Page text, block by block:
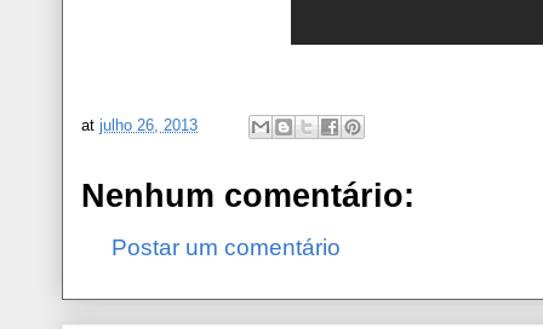
at julho 26, 2013
Nenhum comentário:
Postar um comentário